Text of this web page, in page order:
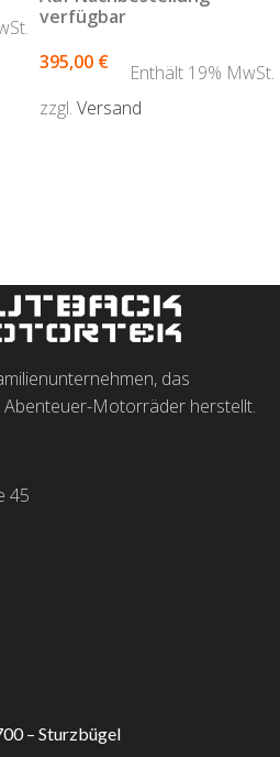
verfügbar
395,00 €
Enthält 19% MwSt.
zzgl. Versand
das
Motorräder herstellt.
45
– Sturzbügel